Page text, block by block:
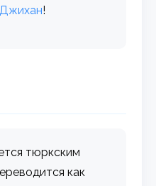
Джихан!
тюркским
как